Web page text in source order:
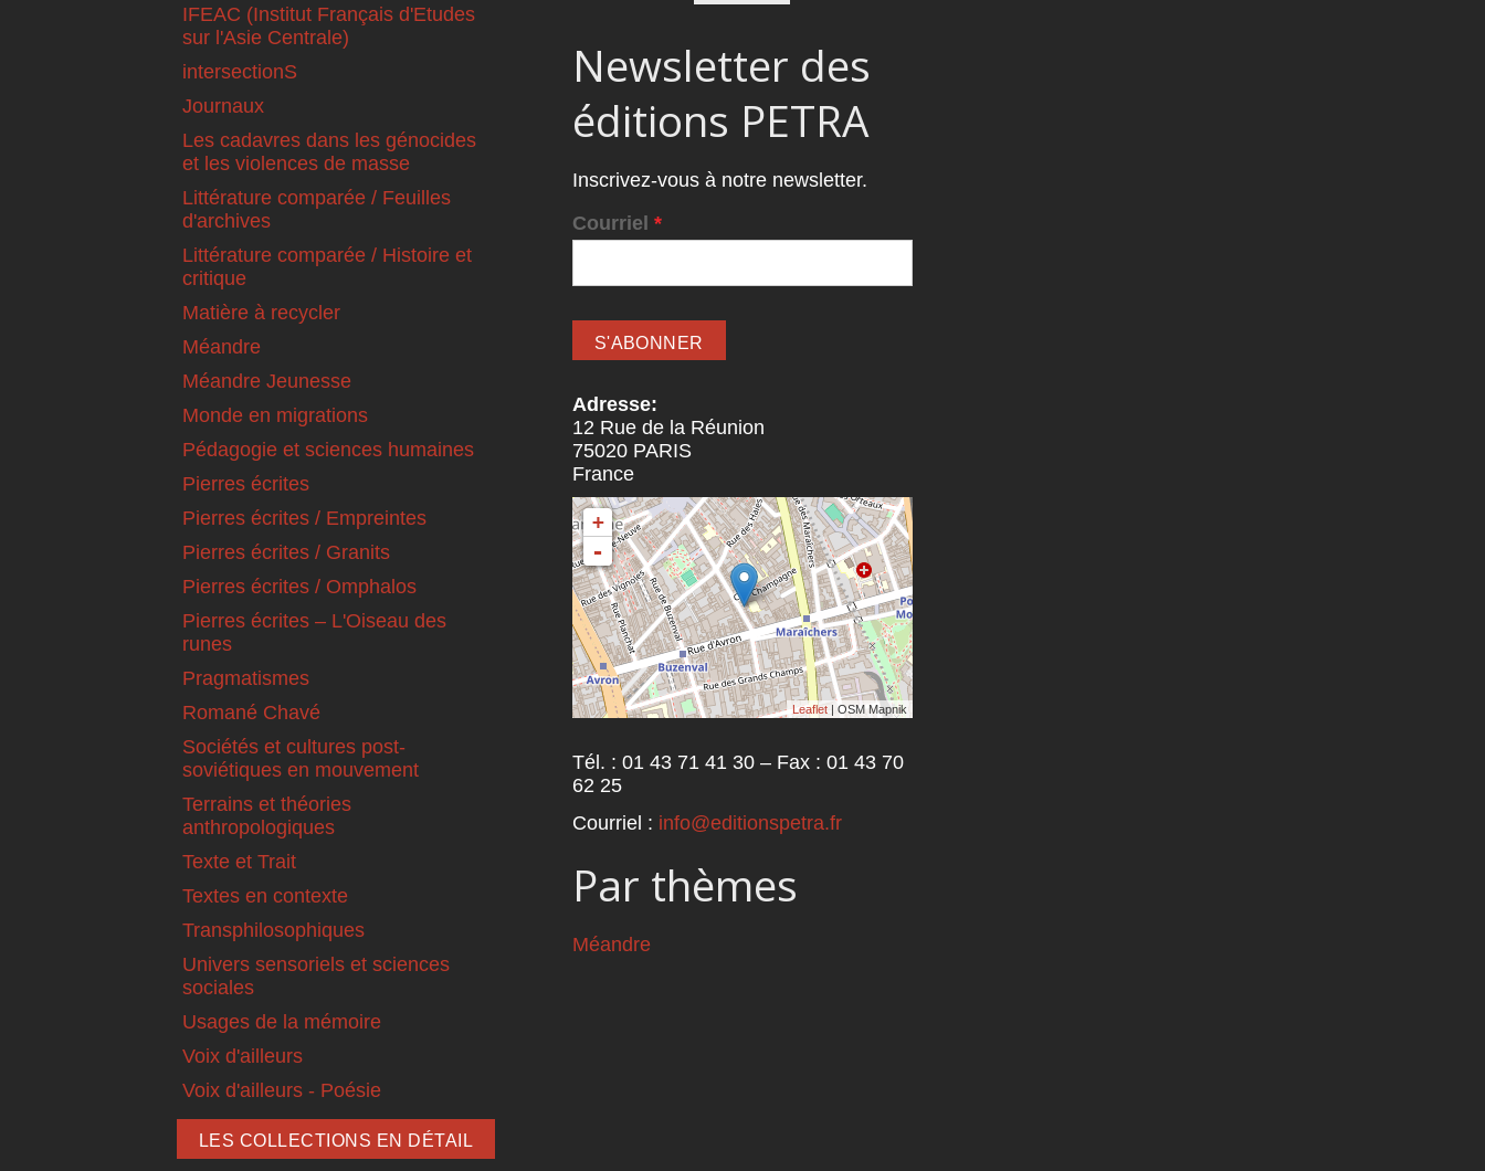
IFEAC (Institut Français d'Etudes
sur l'Asie Centrale)
intersectionS
Journaux
Les cadavres dans les génocides
et les violences de masse
Littérature comparée / Feuilles
d'archives
Littérature comparée / Histoire et
critique
Matière à recycler
Méandre
Méandre Jeunesse
Monde en migrations
Pédagogie et sciences humaines
Pierres écrites
Pierres écrites / Empreintes
Pierres écrites / Granits
Pierres écrites / Omphalos
Pierres écrites – L'Oiseau des
runes
Pragmatismes
Romané Chavé
Sociétés et cultures post-
soviétiques en mouvement
Terrains et théories
anthropologiques
Texte et Trait
Textes en contexte
Transphilosophiques
Univers sensoriels et sciences
sociales
Usages de la mémoire
Voix d'ailleurs
Voix d'ailleurs - Poésie
LES COLLECTIONS EN DÉTAIL
Newsletter des
éditions PETRA
Inscrivez-vous à notre newsletter.
Courriel *
Adresse:
12 Rue de la Réunion
75020 PARIS
France
+
-
Leaflet | OSM Mapnik
Tél. : 01 43 71 41 30 – Fax : 01 43 70
62 25
Courriel : info@editionspetra.fr
Par thèmes
Méandre